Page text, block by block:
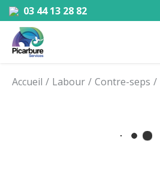
03 44 13 28 82
Accueil Labour Contre-seps